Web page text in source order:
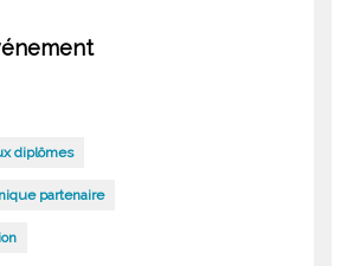
diplômes
partenaire